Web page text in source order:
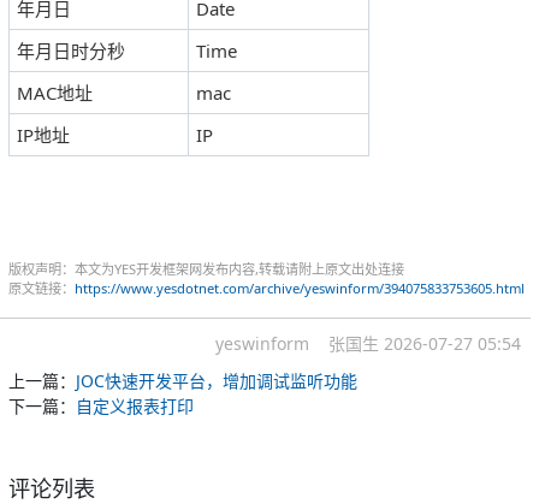
年月日
Date
年月日时分秒
Time
MAC地址
mac
IP地址
IP
版权声明：本文为YES开发框架网发布内容,转载请附上原文出处连接
原文链接： https://www.yesdotnet.com/archive/yeswinform/394075833753605.html
yeswinform 张国生 2026-07-27 05:54
上一篇： JOC快速开发平台，增加调试监听功能
下一篇： 自定义报表打印
评论列表